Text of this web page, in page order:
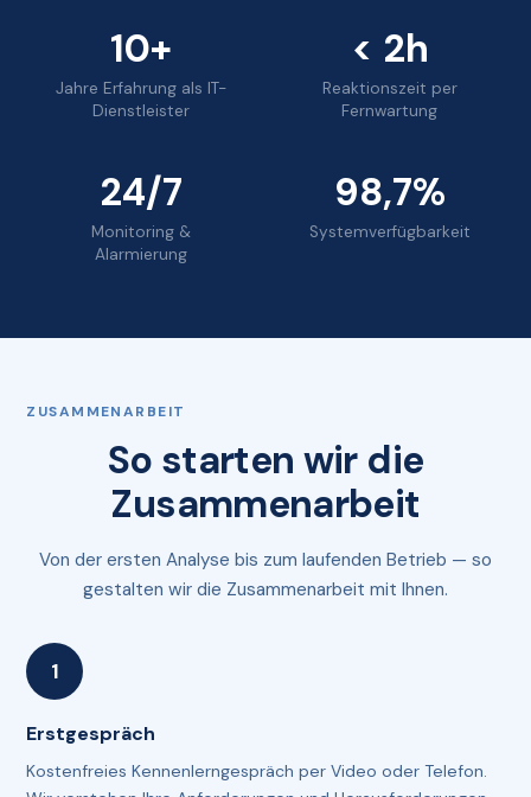
10+
Jahre Erfahrung als IT-
Dienstleister
< 2h
Reaktionszeit per
Fernwartung
24/7
Monitoring &
Alarmierung
98,7%
Systemverfügbarkeit
ZUSAMMENARBEIT
So starten wir die
Zusammenarbeit
Von der ersten Analyse bis zum laufenden Betrieb — so
gestalten wir die Zusammenarbeit mit Ihnen.
Erstgespräch
Kostenfreies Kennenlerngespräch per Video oder Telefon.